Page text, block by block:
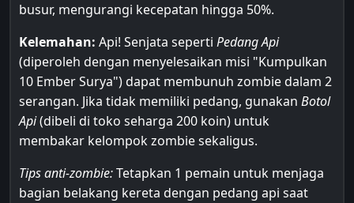
busur, mengurangi kecepatan hingga 50%.
Kelemahan: Api! Senjata seperti Pedang Api
(diperoleh dengan menyelesaikan misi "Kumpulkan
10 Ember Surya") dapat membunuh zombie dalam 2
serangan. Jika tidak memiliki pedang, gunakan Botol
Api(dibeli di toko seharga 200 koin) untuk
membakar kelompok zombie sekaligus.
Tips anti-zombie:Tetapkan 1 pemain untuk menjaga
bagian belakang kereta dengan pedang api saat